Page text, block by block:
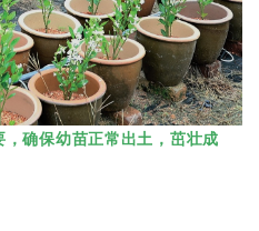
确保幼苗正常出土，茁壮成